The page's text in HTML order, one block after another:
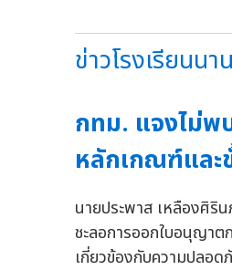
ข่าวโรงเรียนน
กทม. แจงไม่พ
หลักเกณฑ์และ
นายประพาส เหลืองศิริ
ชะลอการออกใบอนุญาต
เกี่ยวข้องกับความปลอ